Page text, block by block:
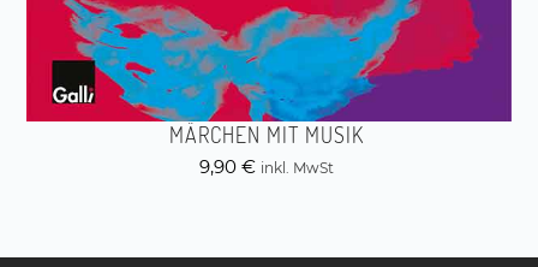
MÄRCHEN MIT MUSIK
9,90 € inkl. MwSt